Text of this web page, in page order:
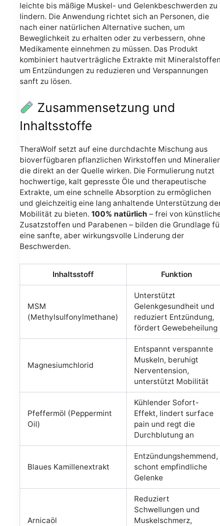
leichte bis mäßige Muskel- und Gelenkbeschwerden zu
lindern. Die Anwendung richtet sich an Personen, die
nach einer natürlichen Alternative suchen, um
Beweglichkeit zu erhalten oder zu verbessern, ohne
Medikamente einnehmen zu müssen. Das Produkt
kombiniert hautverträgliche Extrakte mit
um Entzündungen zu reduzieren und Verspannungen
sanft zu lösen.
Zusammensetzung und
Inhaltsstoffe
TheraWolf setzt auf eine durchdachte Mischung aus
bioverfügbaren pflanzlichen Wirkstoffen und
die direkt an der Quelle wirken. Die Formulierung nutzt
hochwertige, kalt gepresste Öle und therapeutische
Extrakte, um eine schnelle Absorption zu ermöglichen
und gleichzeitig eine lang anhaltende Unterstützung
Mobilität zu bieten. 100% natürlich – frei von
Zusatzstoffen und Parabenen – bilden die Grundlage
eine sanfte, aber wirkungsvolle Linderung der
Beschwerden.
Inhaltsstoff Funktion
MSM
(Methylsulfonylmethane)
Unterstützt
Gelenkgesundheit und
reduziert Entzündung,
fördert Gewebeheilung
Magnesiumchlorid
Entspannt verspannte
Muskeln, beruhigt
Nerventension,
unterstützt Mobilität
Pfeffermöl (Peppermint
Oil)
Kühlender Sofort-
Effekt, lindert surface
pain und regt die
Durchblutung an
Blaues Kamillenextrakt
Entzündungshemmend,
schont empfindliche
Gelenke
Arnicaöl
Reduziert
Schwellungen und
Muskelschmerz,